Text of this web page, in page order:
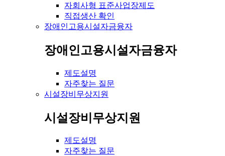
자회사형 표준사업장제도
직접생산 확인
장애인고용시설자금융자
장애인고용시설자금융자
제도설명
자주찾는 질문
시설장비무상지원
시설장비무상지원
제도설명
자주찾는 질문